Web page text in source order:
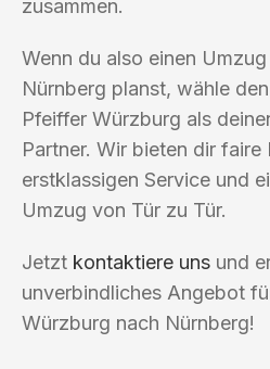
zusammen.
Wenn du also einen
Nürnberg planst, wähle
Pfeiffer Würzburg als
Partner. Wir bieten dir faire
erstklassigen Service und
Umzug von Tür zu Tür.
Jetzt kontaktiere uns und
unverbindliches Angebot
Würzburg nach Nürnberg!